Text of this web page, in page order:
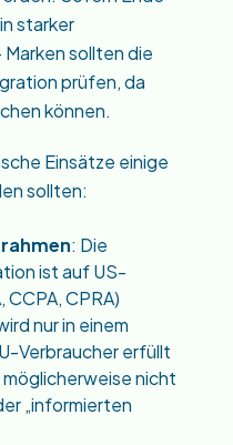
starker
sollten die
prüfen, da
können.
Einsätze einige
sollten:
: Die
ist auf US-
CPRA)
nur in einem
Verbraucher erfüllt
nicht
„informierten